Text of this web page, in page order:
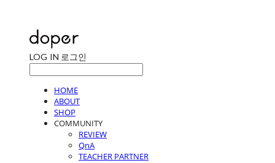
LOG IN 로그인
HOME
ABOUT
SHOP
COMMUNITY
REVIEW
QnA
TEACHER PARTNER